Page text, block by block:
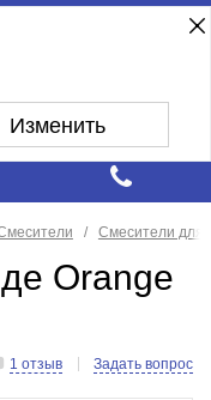
Изменить
Смесители для
Orange
1 отзыв Задать вопрос